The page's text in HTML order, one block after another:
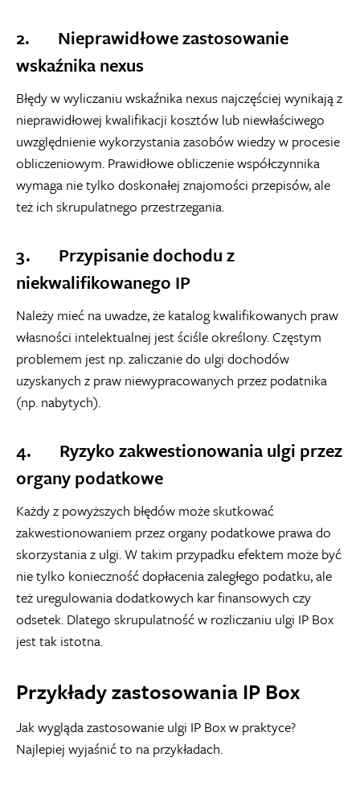
2. Nieprawidłowe zastosowanie
wskaźnika nexus
Błędy w wyliczaniu wskaźnika nexus najczęściej wynikają z
nieprawidłowej kwalifikacji kosztów lub niewłaściwego
uwzględnienie wykorzystania zasobów wiedzy w procesie
obliczeniowym. Prawidłowe obliczenie współczynnika
wymaga nie tylko doskonałej znajomości przepisów, ale
też ich skrupulatnego przestrzegania.
3. Przypisanie dochodu z
niekwalifikowanego IP
Należy mieć na uwadze, że katalog kwalifikowanych praw
własności intelektualnej jest ściśle określony. Częstym
problemem jest np. zaliczanie do ulgi dochodów
uzyskanych z praw niewypracowanych przez podatnika
(np. nabytych).
4. Ryzyko zakwestionowania ulgi przez
organy podatkowe
Każdy z powyższych błędów może skutkować
zakwestionowaniem przez organy podatkowe prawa do
skorzystania z ulgi. W takim przypadku efektem może być
nie tylko konieczność dopłacenia zaległego podatku, ale
też uregulowania dodatkowych kar finansowych czy
odsetek. Dlatego skrupulatność w rozliczaniu ulgi IP Box
jest tak istotna.
Przykłady zastosowania IP Box
Jak wygląda zastosowanie ulgi IP Box w praktyce?
Najlepiej wyjaśnić to na przykładach.